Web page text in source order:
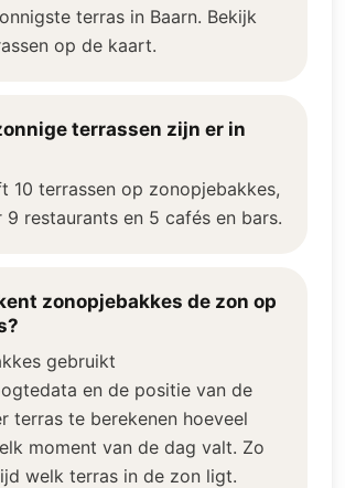
terras in Baarn. Bekijk
op de kaart.
terrassen zijn er in
10 terrassen op zonopjebakkes,
9 restaurants en 5 cafés en bars.
zonopjebakkes de zon op
gebruikt
en de positie van de
terras te berekenen hoeveel
moment van de dag valt. Zo
welk terras in de zon ligt.